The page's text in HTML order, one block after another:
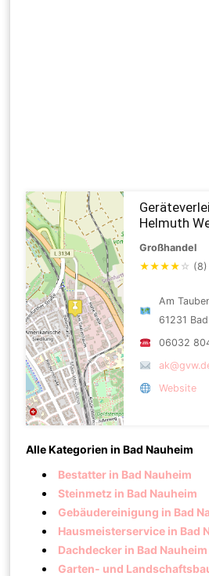
Helmuth
Großhandel
★★★★ ☆ (8)
Am
61231
06032
Website
Alle Kategorien in Bad Nauheim
Bestatter in Bad Nauheim
Steinmetz in Bad Nauheim
Gebäudereinigung in Bad
Hausmeisterservice in Bad
Dachdecker in Bad Nauheim
Garten- und